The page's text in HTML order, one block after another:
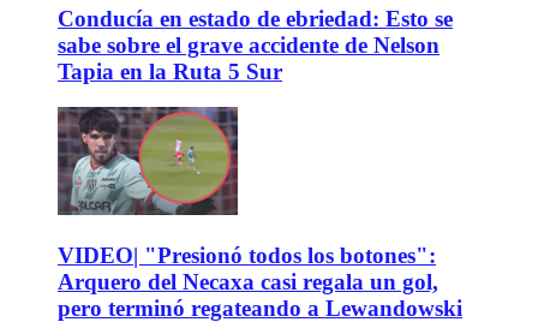
Conducía en estado de ebriedad: Esto se
sabe sobre el grave accidente de Nelson
Tapia en la Ruta 5 Sur
VIDEO| "Presionó todos los botones":
Arquero del Necaxa casi regala un gol,
pero terminó regateando a Lewandowski